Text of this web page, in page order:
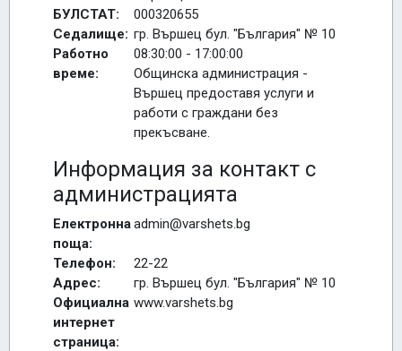
БУЛСТАТ:
000320655
Седалище: гр. Вършец бул. "България" № 10
Работно
време:
08:30:00 - 17:00:00
Общинска администрация -
Вършец предоставя услуги и
работи с граждани без
прекъсване.
Информация за контакт с
администрацията
Електронна
поща:
admin@varshets.bg
Телефон:
22-22
Адрес:
гр. Вършец бул. "България" № 10
Официална
интернет
страница:
www.varshets.bg